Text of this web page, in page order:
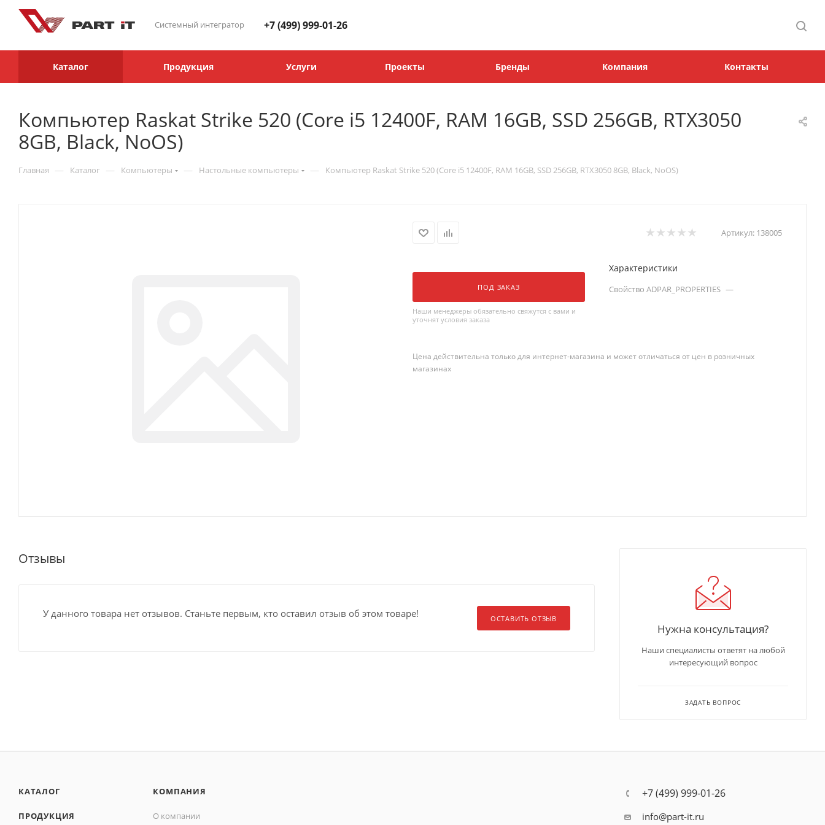
Системный интегратор +7 (499) 999-01-26
Каталог Продукция Услуги Проекты Бренды Компания Контакты
Компьютер Raskat Strike 520 (Cоre i5 12400F, RAM 16GB, SSD 256GB, RTX3050
8GB, Black, NoOS)
Главная — Каталог — Компьютеры — Настольные компьютеры — Компьютер Raskat Strike 520 (Cоre i5 12400F, RAM 16GB, SSD 256GB, RTX3050 8GB, Black, NoOS)
Артикул: 138005
ПОД ЗАКАЗ
Наши менеджеры обязательно свяжутся с вами и
уточнят условия заказа
Характеристики
Свойство ADPAR_PROPERTIES —
Цена действительна только для интернет-магазина и может отличаться от цен в розничных
магазинах
Отзывы
ОСТАВИТЬ ОТЗЫВ
У данного товара нет отзывов. Станьте первым, кто оставил отзыв об этом товаре!
Нужна консультация?
Наши специалисты ответят на любой
интересующий вопрос
ЗАДАТЬ ВОПРОС
КАТАЛОГ
ПРОДУКЦИЯ
КОМПАНИЯ
О компании
+7 (499) 999-01-26
info@part-it.ru